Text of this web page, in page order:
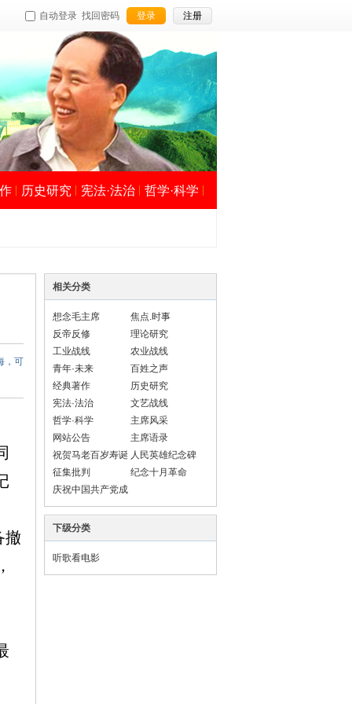
自动登录 找回密码 登录 注册
历史研究 宪法·法治 哲学·科学
，可
撤
相关分类
想念毛主席
焦点.时事
反帝反修
理论研究
工业战线
农业战线
青年·未来
百姓之声
经典著作
历史研究
宪法·法治
文艺战线
哲学·科学
主席风采
网站公告
主席语录
祝贺马老百岁寿诞 人民英雄纪念碑
征集批判
纪念十月革命
庆祝中国共产党成
立100周年
下级分类
听歌看电影